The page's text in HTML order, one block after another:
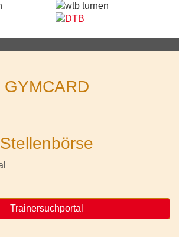
GYMCARD
Stellenbörse
Trainersuchportal